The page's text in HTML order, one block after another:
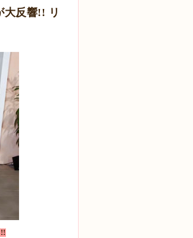
大反響!! リ